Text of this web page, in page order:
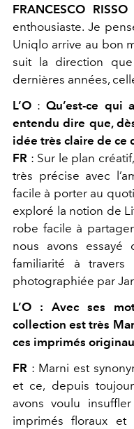
FRANCESCO RISSO
enthousiaste. Je
Uniqlo arrive au bon
suit la direction
dernières années,
L’O :Qu’est-ce qui
entendu dire que,
idée très claire de ce
FR : Sur le plan
très précise avec
facile à porter au
exploré la notion de
robe facile à
nous avons
familiarité à
photographiée par
L’O : Avec ses
collection est très
ces imprimés
FR : Marni est
et ce, depuis
avons voulu
imprimés floraux